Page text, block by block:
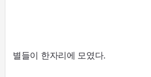
별들이 한자리에 모였다.